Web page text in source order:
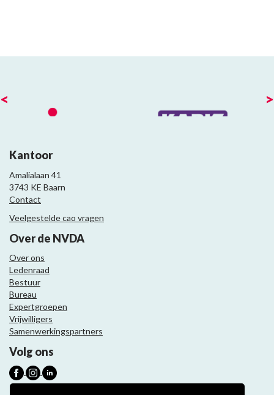
< >
Kantoor
Amalialaan 41
3743 KE Baarn
Contact
Veelgestelde cao vragen
Over de NVDA
Over ons
Ledenraad
Bestuur
Bureau
Expertgroepen
Vrijwilligers
Samenwerkingspartners
Volg ons